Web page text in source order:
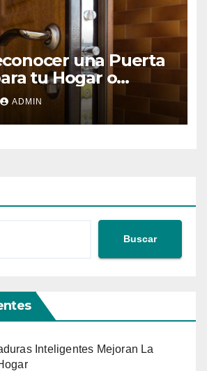
una Puerta
tu Hogar o
ADMIN
Buscar
Inteligentes Mejoran La